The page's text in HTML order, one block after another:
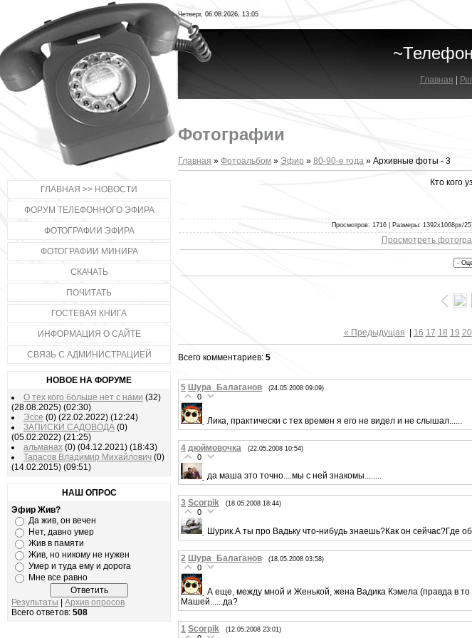
ГЛАВНАЯ >> НОВОСТИ
ФОРУМ ТЕЛЕФОННОГО ЭФИРА
ФОТОГРАФИИ ЭФИРА
ФОТОГРАФИИ МИНИРА
СКАЧАТЬ
ПОЧИТАТЬ
ГОСТЕВАЯ КНИГА
ИНФОРМАЦИЯ О САЙТЕ
СВЯЗЬ С АДМИНИСТРАЦИЕЙ
НОВОЕ НА ФОРУМЕ
О тех кого больше нет с нами (32)
(28.08.2025) (02:30)
Эссе (0) (22.02.2022) (12:24)
ЗАПИСКИ САДОВОДА (0)
(05.02.2022) (21:25)
альманах (0) (04.12.2021) (18:43)
Тарасов Владимир Михайлович (0)
(14.02.2015) (09:51)
НАШ ОПРОС
Эфир Жив?
Да жив, он вечен
Нет, давно умер
Жив в памяти
Жив, но никому не нужен
Умер и туда ему и дорога
Мне все равно
Результаты
Архив опросов
Всего ответов: 508
Четверг, 06.08.2026, 13:05
Главная
Фотографии
Главная » Фотоальбом » Эфир » 80-90-е года » Архивные фоты - 3
Кто кого
Просмотров: 1716 | Размеры: 1392x1068px/
Просмотреть
« Предыдущая 16 17 18 19 20
Всего комментариев: 5
5 Шура_Балаганов (24.05.2008 09:09)
0
Лика, практически с тех времен я его не видел и не слышал......
4 дюймовочка (22.05.2008 10:54)
0
да маша это точно....мы с ней знакомы........
3 Scorpik (18.05.2008 18:44)
0
Шурик.А ты про Вадьку что-нибудь знаешь?Как он сейчас?Где
2 Шура_Балаганов (18.05.2008 03:58)
0
А еще, между мной и Женькой, жена Вадика Кэмела (правда в
Машей......да?
1 Scorpik (12.05.2008 23:01)